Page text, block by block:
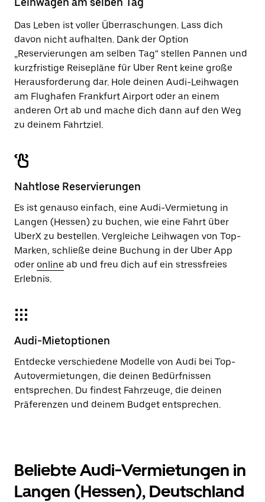
zu
Das Leben ist voller Überraschungen. Lass dich
davon nicht aufhalten. Dank der Option
„Reservierungen am selben Tag“ stellen Pannen und
kurzfristige Reisepläne für Uber Rent keine große
Herausforderung dar. Hole deinen Audi-Leihwagen
am Flughafen Frankfurt Airport oder an einem
anderen Ort ab und mache dich dann auf den Weg
zu deinem Fahrtziel.
Nahtlose Reservierungen
Es ist genauso einfach, eine Audi-Vermietung in
Langen (Hessen) zu buchen, wie eine Fahrt über
UberX zu bestellen. Vergleiche Leihwagen von Top-
Marken, schließe deine Buchung in der Uber App
oder online ab und freu dich auf ein stressfreies
Erlebnis.
Audi-Mietoptionen
Entdecke verschiedene Modelle von Audi bei Top-
Autovermietungen, die deinen Bedürfnissen
entsprechen. Du findest Fahrzeuge, die deinen
Präferenzen und deinem Budget entsprechen.
Beliebte Audi-Vermietungen in
Langen (Hessen), Deutschland